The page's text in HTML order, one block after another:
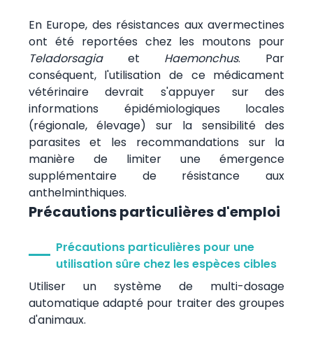
En Europe, des résistances aux avermectines
ont été reportées chez les moutons pour
Teladorsagiaet Haemonchus. Par
conséquent, l'utilisation de ce médicament
vétérinaire devrait s'appuyer sur des
informations épidémiologiques locales
(régionale, élevage) sur la sensibilité des
parasites et les recommandations sur la
manière de limiter une émergence
supplémentaire de résistance aux
anthelminthiques.
Précautions particulières d'emploi
Précautions particulières pour une
utilisation sûre chez les espèces cibles
Utiliser un système de multi-dosage
automatique adapté pour traiter des groupes
d'animaux.